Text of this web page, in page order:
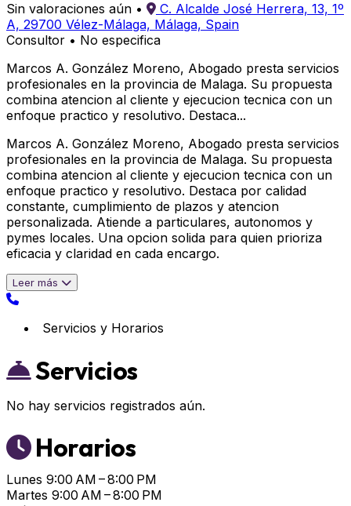
Sin valoraciones aún •
C. Alcalde José Herrera, 13, 1º
A, 29700 Vélez-Málaga, Málaga, Spain
Consultor • No especifica
Marcos A. González Moreno, Abogado presta servicios
profesionales en la provincia de Malaga. Su propuesta
combina atencion al cliente y ejecucion tecnica con un
enfoque practico y resolutivo. Destaca...
Marcos A. González Moreno, Abogado presta servicios
profesionales en la provincia de Malaga. Su propuesta
combina atencion al cliente y ejecucion tecnica con un
enfoque practico y resolutivo. Destaca por calidad
constante, cumplimiento de plazos y atencion
personalizada. Atiende a particulares, autonomos y
pymes locales. Una opcion solida para quien prioriza
eficacia y claridad en cada encargo.
Leer más
Servicios y Horarios
Servicios
No hay servicios registrados aún.
Horarios
Lunes 9:00 AM – 8:00 PM
Martes 9:00 AM – 8:00 PM